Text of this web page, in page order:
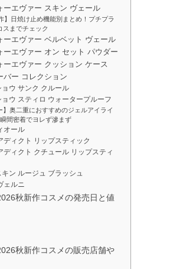
ーエヴァー スキン ヴェール
】日焼け止め機能別まとめ！プチプラ
スまでチェック
ーエヴァー ベルベット ヴェール
ーエヴァー オン セット パウダー
ーエヴァー クッション ケース
バー コレクション
ウ サンク クルール
ウ スティロ ウォータープルーフ
】奥二重におすすめのジェルアイライ
間密着でヨレず滲まず
オール
ディクト リップスティック
ディクト クチュール リップスティ
ン ルージュ ブラッシュ
ェルニ
秋新作コスメの発売日と値
秋新作コスメの販売店舗や